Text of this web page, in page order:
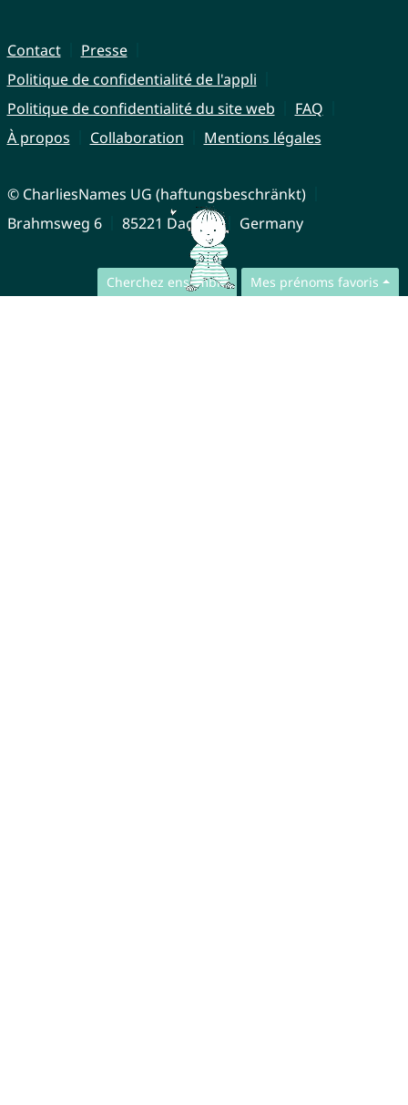
Cherchez ensemble Mes prénoms favoris
Contact
Presse
Politique de confidentialité de l'appli
Politique de confidentialité du site web
FAQ
À propos
Collaboration Mentions légales
© CharliesNames UG (haftungsbeschränkt)
Brahmsweg 6
85221 Dachau Germany